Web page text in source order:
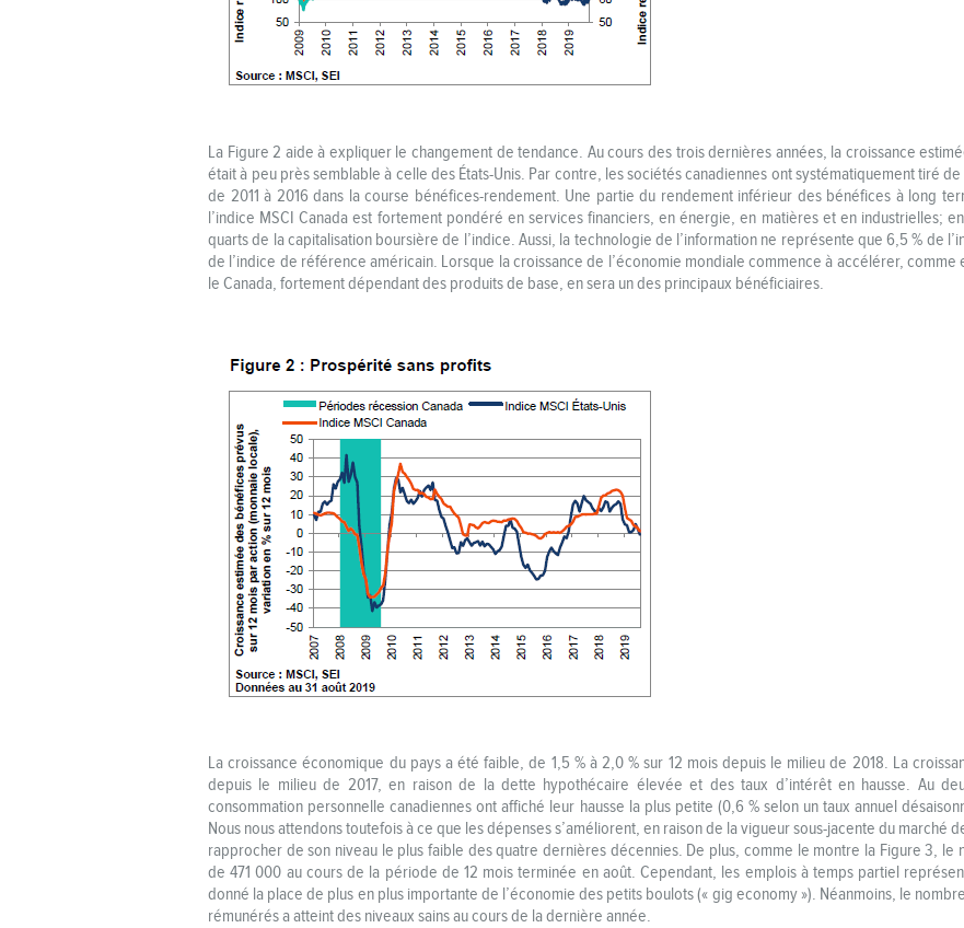
La Figure 2 aide à expliquer le changement de tendance. Au cours des trois dernières années, la croissance
était à peu près semblable à celle des États-Unis. Par contre, les sociétés canadiennes ont systématiquement tiré
de 2011 à 2016 dans la course bénéfices-rendement. Une partie du rendement inférieur des bénéfices à long
l’indice MSCI Canada est fortement pondéré en services financiers, en énergie, en matières et en industrielles;
quarts de la capitalisation boursière de l’indice. Aussi, la technologie de l’information ne représente que 6,5 % de
de l’indice de référence américain. Lorsque la croissance de l’économie mondiale commence à accélérer, comme
le Canada, fortement dépendant des produits de base, en sera un des principaux bénéficiaires.
La croissance économique du pays a été faible, de 1,5 % à 2,0 % sur 12 mois depuis le milieu de 2018. La
depuis le milieu de 2017, en raison de la dette hypothécaire élevée et des taux d’intérêt en hausse. Au
consommation personnelle canadiennes ont affiché leur hausse la plus petite (0,6 % selon un taux annuel
Nous nous attendons toutefois à ce que les dépenses s’améliorent, en raison de la vigueur sous-jacente du marché
rapprocher de son niveau le plus faible des quatre dernières décennies. De plus, comme le montre la Figure 3,
de 471 000 au cours de la période de 12 mois terminée en août. Cependant, les emplois à temps partiel
donné la place de plus en plus importante de l’économie des petits boulots (« gig economy »). Néanmoins, le
rémunérés a atteint des niveaux sains au cours de la dernière année.